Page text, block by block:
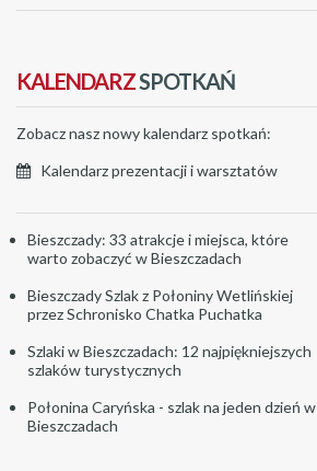
KALENDARZSPOTKAŃ
Zobacz nasz nowy kalendarz spotkań:
Kalendarz prezentacji i warsztatów
Bieszczady: 33 atrakcje i miejsca, które
warto zobaczyć w Bieszczadach
Bieszczady Szlak z Połoniny Wetlińskiej
przez Schronisko Chatka Puchatka
Szlaki w Bieszczadach: 12 najpiękniejszych
szlaków turystycznych
Połonina Caryńska - szlak na jeden dzień w
Bieszczadach